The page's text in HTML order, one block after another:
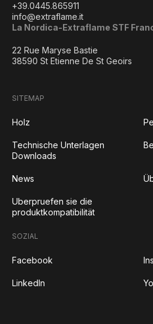
+39.0445.865911
info@extraflame.it
La Nordica-Extraflame STF
22 Rue Maryse Bastie
38590 St Etienne De St Geoirs
SITEMAP
Holz
Technische Unterlagen
Downloads
News
Uberpruefen sie die
produktkompatibilität
SOZIAL
Facebook
LinkedIn